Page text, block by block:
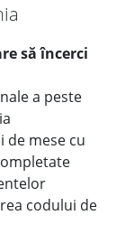
să încerci
a peste
de mese cu
codului de